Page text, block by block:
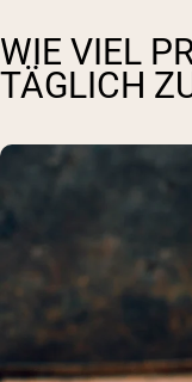
WIE VIEL
TÄGLICH